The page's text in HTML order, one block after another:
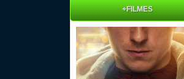
+FILMES